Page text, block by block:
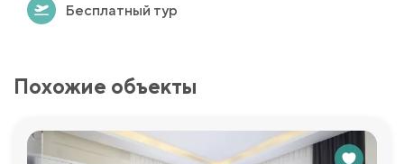
Бесплатный тур
Похожие объекты